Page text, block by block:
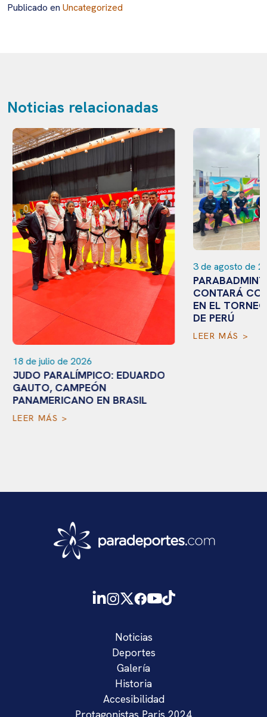
Publicado en Uncategorized
Noticias relacionadas
18 de julio de 2026
JUDO PARALÍMPICO: EDUARDO
GAUTO, CAMPEÓN
PANAMERICANO EN BRASIL
LEER MÁS >
3 de agosto de
CONTARÁ
EN EL
DE PERÚ
LEER MÁS >
Noticias
Deportes
Galería
Historia
Accesibilidad